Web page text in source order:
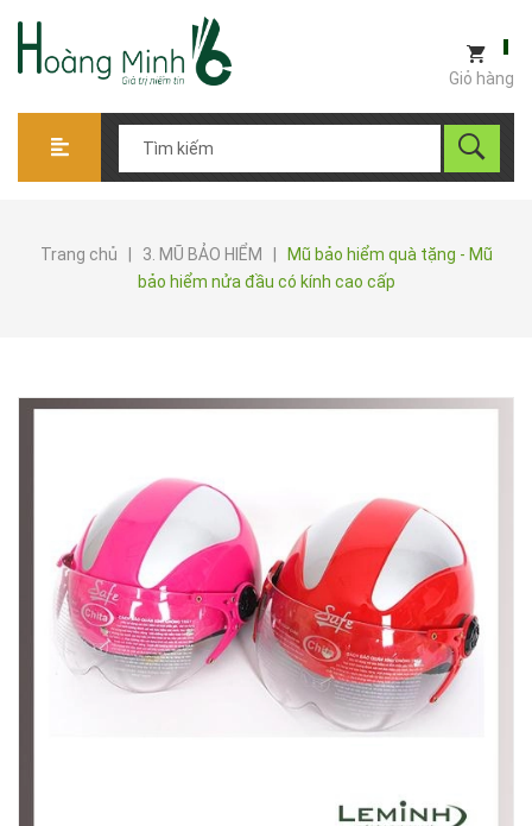
Giỏ hàng
Trang chủ 3. MŨ BẢO HIỂM
Mũ bảo hiểm quà tặng - Mũ
bảo hiểm nửa đầu có kính cao cấp